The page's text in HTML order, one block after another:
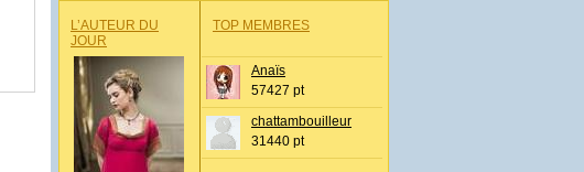
L’AUTEUR DU
JOUR
TOP MEMBRES
Anaïs
57427 pt
chattambouilleur
31440 pt